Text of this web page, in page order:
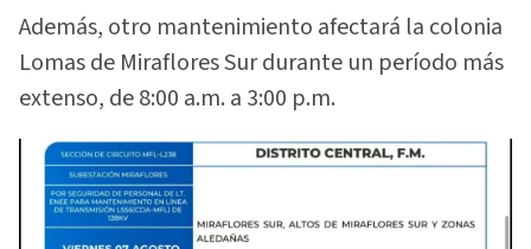
Además, otro mantenimiento afectará la colonia
Lomas de Miraflores Sur durante un período más
extenso, de 8:00 a.m. a 3:00 p.m.